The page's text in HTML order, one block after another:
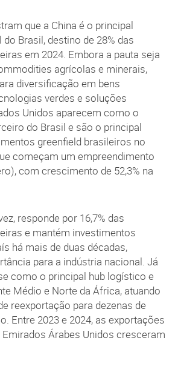
que a China é o principal
Brasil, destino de 28% das
em 2024. Embora a pauta seja
agrícolas e minerais,
diversificação em bens
verdes e soluções
Unidos aparecem como o
do Brasil e são o principal
greenfield brasileiros no
começam um empreendimento
com crescimento de 52,3% na
responde por 16,7% das
e mantém investimentos
há mais de duas décadas,
para a indústria nacional. Já
como o principal hub logístico e
Médio e Norte da África, atuando
reexportação para dezenas de
Entre 2023 e 2024, as exportações
Árabes Unidos cresceram